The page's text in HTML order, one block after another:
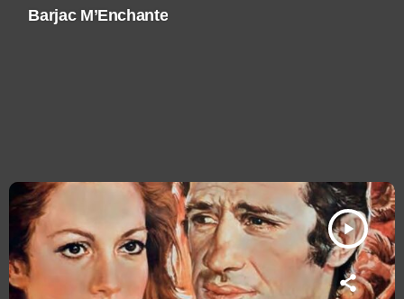
Barjac M’Enchante
play_arrow